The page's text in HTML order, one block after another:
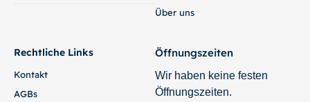
Über uns
Rechtliche Links
Kontakt
AGBs
Öffnungszeiten
Wir haben keine festen
Öffnungszeiten.